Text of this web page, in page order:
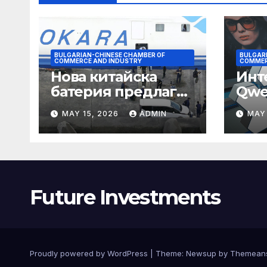
BULGARIAN-CHINESE CHAMBER OF
COMMERCE AND INDUSTRY
Нова китайска
батерия предлага
нова надежда за
съхранение на
водород
MAY 15, 2026 ADMIN
Future Investments
Proudly powered by WordPress Theme: Newsup by